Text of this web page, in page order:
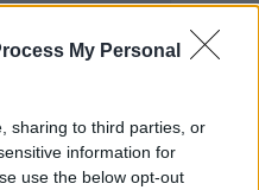
My Personal
sharing to third parties, or
information for
use the below opt-out